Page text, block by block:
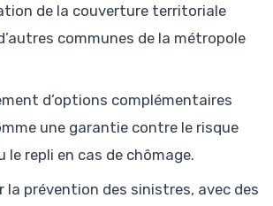
de la couverture territoriale
communes de la métropole
d’options complémentaires
une garantie contre le risque
le repli en cas de chômage.
la prévention des sinistres, avec des